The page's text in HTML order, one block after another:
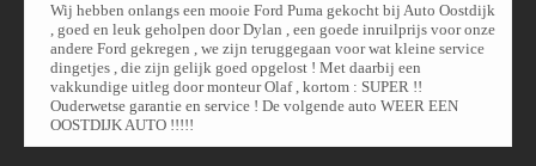
Wij hebben onlangs een mooie Ford Puma gekocht bij Auto Oostdijk
, goed en leuk geholpen door Dylan , een goede inruilprijs voor onze
andere Ford gekregen , we zijn teruggegaan voor wat kleine service
dingetjes , die zijn gelijk goed opgelost ! Met daarbij een
vakkundige uitleg door monteur Olaf , kortom : SUPER !!
Ouderwetse garantie en service ! De volgende auto WEER EEN
OOSTDIJK AUTO !!!!!